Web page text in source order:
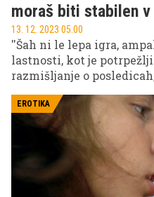
moraš biti stabilen
13. 12. 2023 05.00
''Šah ni le lepa igra,
lastnosti, kot je
razmišljanje o
v modernem svetu,''
šahistka Laura Unuk,
zaradi nedolžne
stvar, ki jo vidim prvič,
Moram reči, da je bila
izkušnja, saj je ostati
EROTIKA